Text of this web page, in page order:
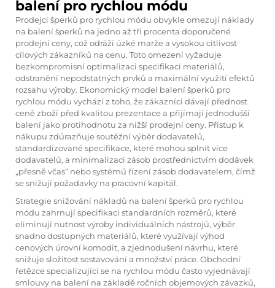
balení pro rychlou módu
Prodejci šperků pro rychlou módu obvykle omezují náklady
na balení šperků na jedno až tři procenta doporučené
prodejní ceny, což odráží úzké marže a vysokou citlivost
cílových zákazníků na cenu. Toto omezení vyžaduje
bezkompromisní optimalizaci specifikací materiálů,
odstranění nepodstatných prvků a maximální využití efektů
rozsahu výroby. Ekonomický model balení šperků pro
rychlou módu vychází z toho, že zákazníci dávají přednost
ceně zboží před kvalitou prezentace a přijímají jednodušší
balení jako protihodnotu za nižší prodejní ceny. Přístup k
nákupu zdůrazňuje soutěžní výběr dodavatelů,
standardizované specifikace, které mohou splnit více
dodavatelů, a minimalizaci zásob prostřednictvím dodávek
„přesně včas“ nebo systémů řízení zásob dodavatelem, čímž
se snižují požadavky na pracovní kapitál.
Strategie snižování nákladů na balení šperků pro rychlou
módu zahrnují specifikaci standardních rozměrů, které
eliminují nutnost výroby individuálních nástrojů, výběr
snadno dostupných materiálů, které využívají výhod
cenových úrovní komodit, a zjednodušení návrhu, které
snižuje složitost sestavování a množství práce. Obchodní
řetězce specializující se na rychlou módu často vyjednávají
smlouvy na balení na základě ročních objemových závazků,